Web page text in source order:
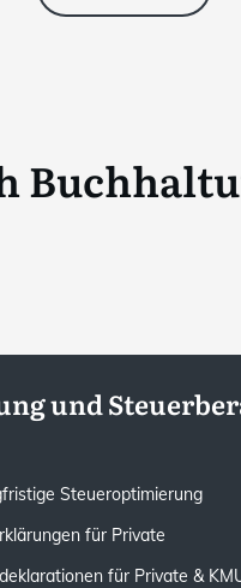
und
Steueroptimierung
für Private
für Private &